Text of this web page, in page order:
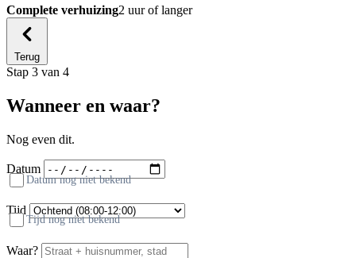
Complete verhuizing2 uur of langer
Terug
Stap 3 van 4
Wanneer en waar?
Nog even dit.
Datum
Datum nog niet bekend
Tijd
Tijd nog niet bekend
Waar?